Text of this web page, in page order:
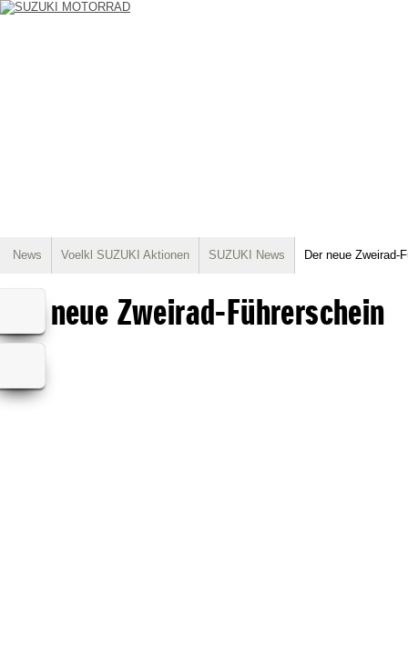
News Voelkl SUZUKI Aktionen SUZUKI News Der neue Zweirad-
Der neue Zweirad-Führerschein